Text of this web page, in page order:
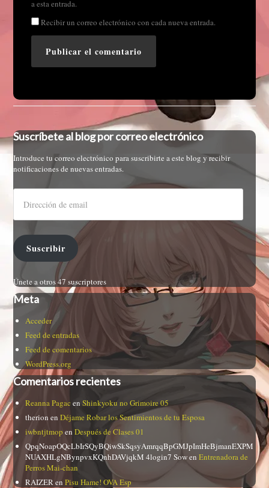
a esta entrada.
Recibir un correo electrónico con cada nueva entrada.
Suscríbete al blog por correo electrónico
Introduce tu correo electrónico para suscribirte a este blog y recibir
notificaciones de nuevas entradas.
Suscribir
Únete a otros 47 suscriptores
Meta
Acceder
Feed de entradas
Feed de comentarios
WordPress.org
Comentarios recientes
Reanna Pagac enShinkyoku no Grimoire 05
therion enDéjame Robar los Sentimientos de tu Esposa
iwbntjtmop enDespués de Clases 01
QpqNoapOQcLbIrSQyBQiwSkSqsyAmrqqBpGMJpImHeBjmanEXPM
NUAXHLgNBynpvxKQnhDAVjqkM 4login7 SowenEntrenadora de
Perros Mai-chan
RAIZERenPisu Hame! OVA Esp